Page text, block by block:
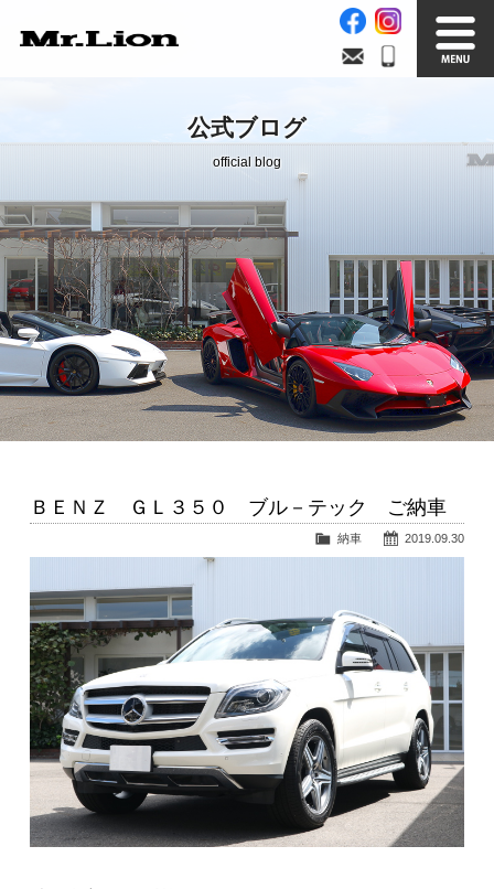
在庫車情報 買取無料査定
Factory
自社工場 サービス案内
Official Blog
公式ブログ
Company info.
会社案内
公式ブログ
official blog
ＢＥＮＺ ＧＬ３５０ ブル－テック ご納車
2019.09.30
納車